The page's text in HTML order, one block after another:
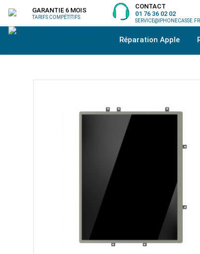
GARANTIE 6 MOIS
TARIFS COMPÉTITIFS
CONTACT
01 76 36 02 02
SERVICE@IPHONECASSE.FR
Réparation Apple